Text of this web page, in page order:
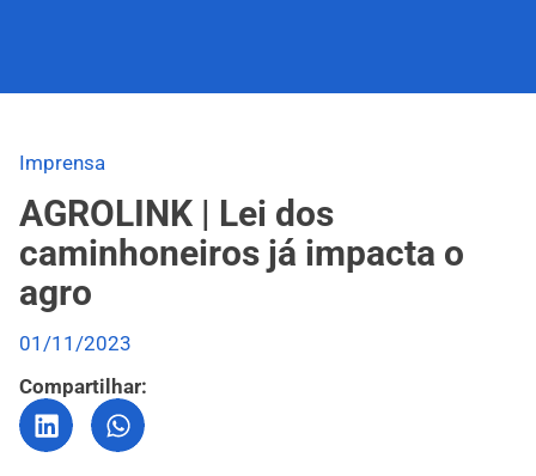
Imprensa
AGROLINK | Lei dos
caminhoneiros já impacta o
agro
01/11/2023
Compartilhar: